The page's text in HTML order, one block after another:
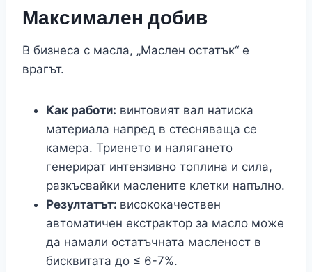
Максимален добив
В бизнеса с масла, „Маслен остатък“ е
врагът.
Как работи: винтовият вал натиска
материала напред в стесняваща се
камера. Триенето и налягането
генерират интензивно топлина и сила,
разкъсвайки маслените клетки напълно.
Резултатът: висококачествен
автоматичен екстрактор за масло може
да намали остатъчната масленост в
бисквитата до ≤ 6-7%.